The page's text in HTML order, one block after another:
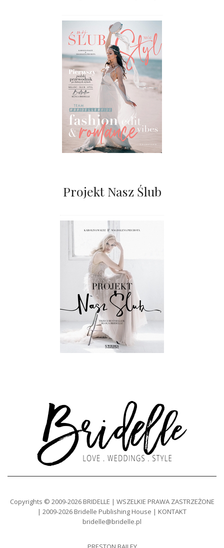
Projekt Nasz Ślub
Copyrights © 2009-2026 BRIDELLE | WSZELKIE PRAWA ZASTRZEŻONE
| 2009-2026 Bridelle Publishing House | KONTAKT
bridelle@bridelle.pl